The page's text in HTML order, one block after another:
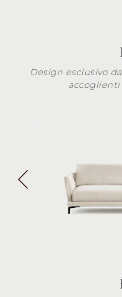
Design esclusivo